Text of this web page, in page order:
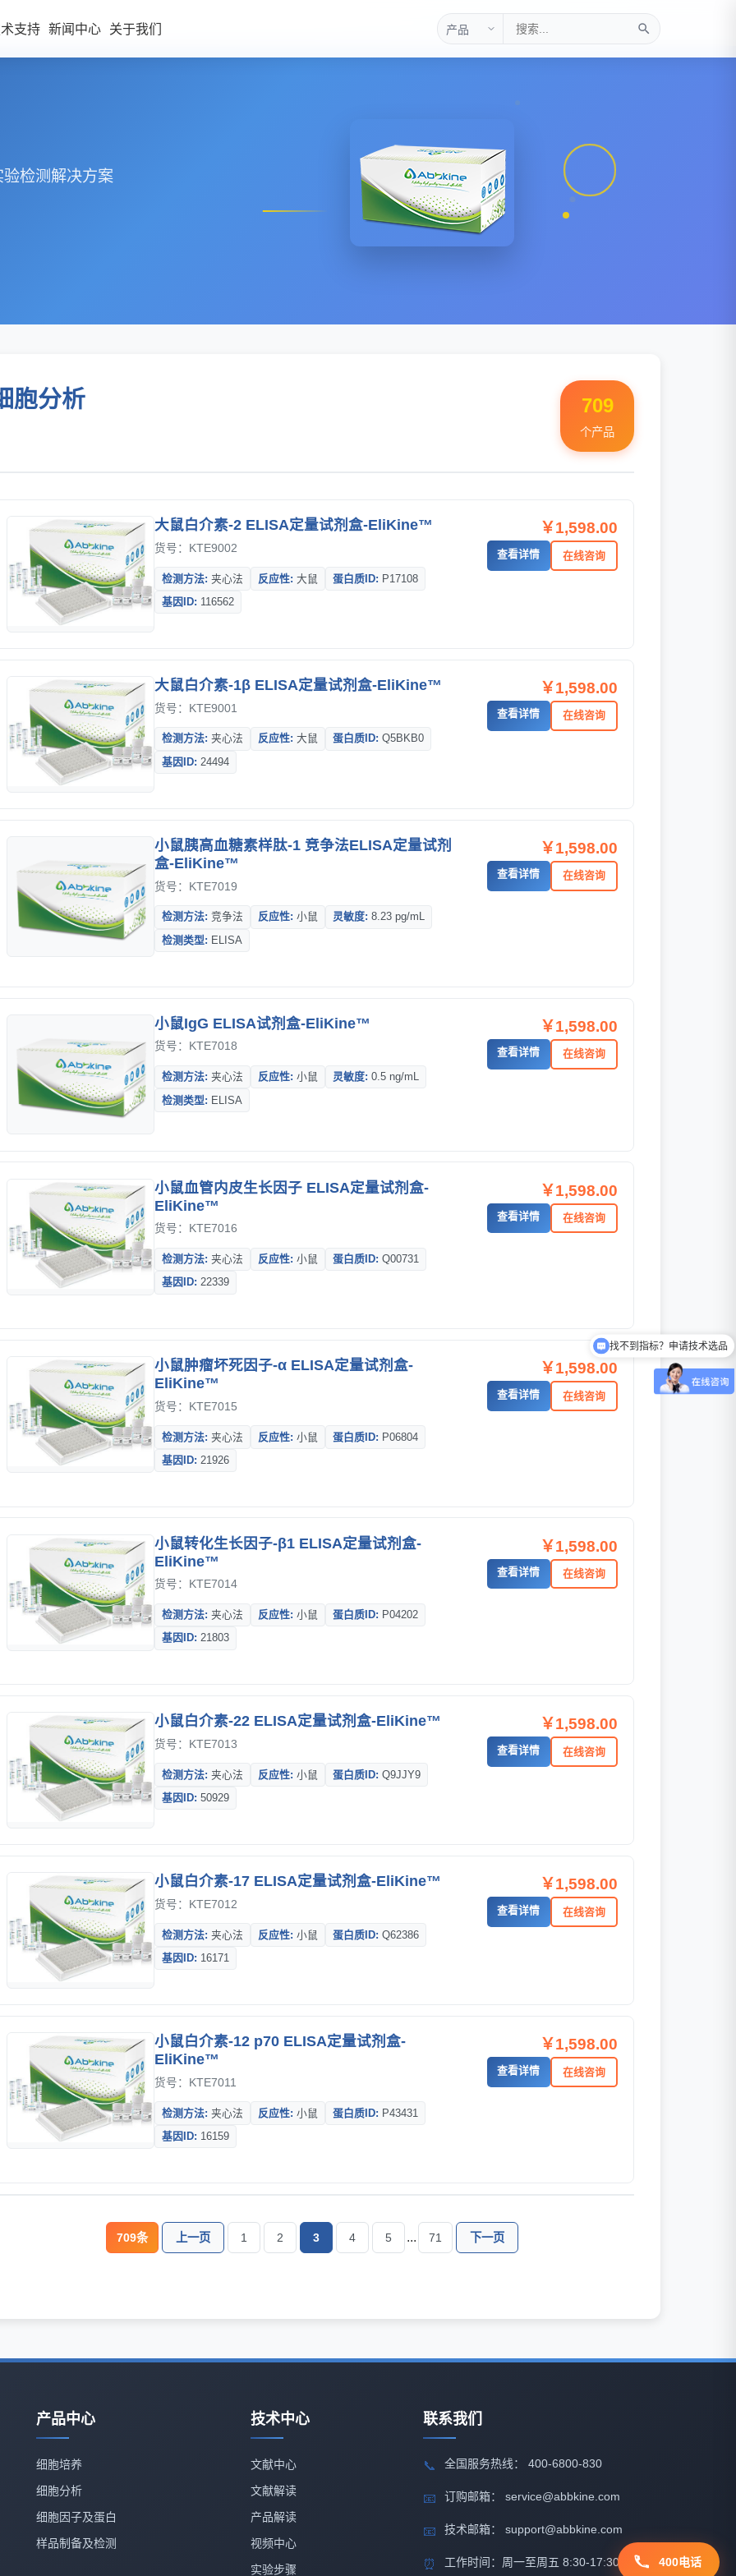
因子
支持 新闻中心 关于我们
检测解决方案
胞分析 709
个产品
大鼠白介素-2 ELISA定量试剂盒-EliKine™
货号：KTE9002
检测方法: 夹心法 反应性: 大鼠 蛋白质ID: P17108
基因ID: 116562
￥1,598.00
查看详情 在线咨询
大鼠白介素-1β ELISA定量试剂盒-EliKine™
货号：KTE9001
检测方法: 夹心法 反应性: 大鼠 蛋白质ID: Q5BKB0
基因ID: 24494
￥1,598.00
查看详情 在线咨询
小鼠胰高血糖素样肽-1 竞争法ELISA定量试剂
盒-EliKine™
货号：KTE7019
检测方法: 竞争法 反应性: 小鼠 灵敏度: 8.23 pg/mL
检测类型: ELISA
￥1,598.00
查看详情 在线咨询
小鼠IgG ELISA试剂盒-EliKine™
货号：KTE7018
检测方法: 夹心法 反应性: 小鼠 灵敏度: 0.5 ng/mL
检测类型: ELISA
￥1,598.00
查看详情 在线咨询
小鼠血管内皮生长因子 ELISA定量试剂盒-
EliKine™
货号：KTE7016
检测方法: 夹心法 反应性: 小鼠 蛋白质ID: Q00731
基因ID: 22339
￥1,598.00
查看详情 在线咨询
小鼠肿瘤坏死因子-α ELISA定量试剂盒-
EliKine™
货号：KTE7015
检测方法: 夹心法 反应性: 小鼠 蛋白质ID: P06804
基因ID: 21926
￥1,598.00
查看详情 在线咨询
小鼠转化生长因子-β1 ELISA定量试剂盒-
EliKine™
货号：KTE7014
检测方法: 夹心法 反应性: 小鼠 蛋白质ID: P04202
基因ID: 21803
￥1,598.00
查看详情 在线咨询
小鼠白介素-22 ELISA定量试剂盒-EliKine™
货号：KTE7013
检测方法: 夹心法 反应性: 小鼠 蛋白质ID: Q9JJY9
基因ID: 50929
￥1,598.00
查看详情 在线咨询
小鼠白介素-17 ELISA定量试剂盒-EliKine™
货号：KTE7012
检测方法: 夹心法 反应性: 小鼠 蛋白质ID: Q62386
基因ID: 16171
￥1,598.00
查看详情 在线咨询
小鼠白介素-12 p70 ELISA定量试剂盒-
EliKine™
货号：KTE7011
检测方法: 夹心法 反应性: 小鼠 蛋白质ID: P43431
基因ID: 16159
￥1,598.00
查看详情 在线咨询
709条 上一页 1 2 3 4 5 ... 71 下一页
产品中心
细胞培养
细胞分析
细胞因子及蛋白
样品制备及检测
技术中心
文献中心
文献解读
产品解读
视频中心
实验步骤
联系我们
📞 全国服务热线： 400-6800-830
📧 订购邮箱： service@abbkine.com
📧 技术邮箱： support@abbkine.com
⏰ 工作时间：周一至周五 8:30-17:30 400电话
找不到指标？申请技术选品